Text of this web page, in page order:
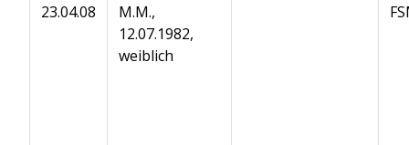
23.04.08
M.M.,
12.07.1982,
weiblich